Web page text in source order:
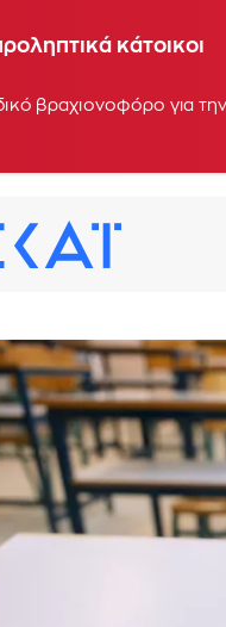
κάτοικοι
βραχιονοφόρο για